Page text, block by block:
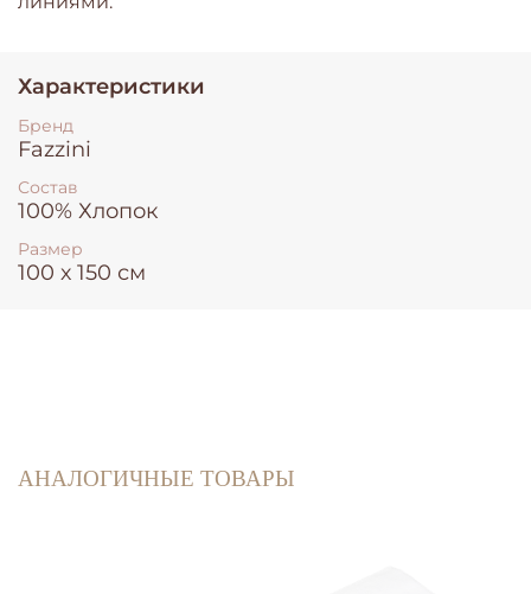
Характеристики
Бренд
Fazzini
Состав
100% Хлопок
Размер
100 х 150 см
АНАЛОГИЧНЫЕ ТОВАРЫ